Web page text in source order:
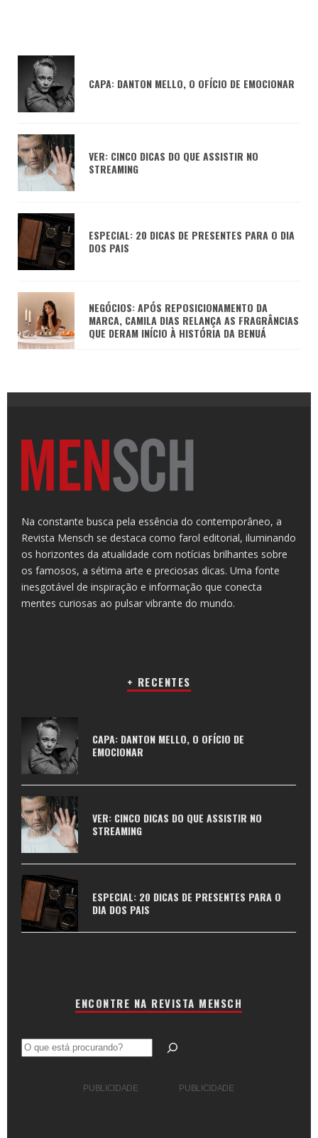
CAPA: DANTON MELLO, O OFÍCIO DE EMOCIONAR
VER: CINCO DICAS DO QUE ASSISTIR NO
STREAMING
ESPECIAL: 20 DICAS DE PRESENTES PARA O DIA
DOS PAIS
NEGÓCIOS: APÓS REPOSICIONAMENTO DA
MARCA, CAMILA DIAS RELANÇA AS FRAGRÂNCIAS
QUE DERAM INÍCIO À HISTÓRIA DA BENUÁ
Na constante busca pela essência do contemporâneo, a
Revista Mensch se destaca como farol editorial, iluminando
os horizontes da atualidade com notícias brilhantes sobre
os famosos, a sétima arte e preciosas dicas. Uma fonte
inesgotável de inspiração e informação que conecta
mentes curiosas ao pulsar vibrante do mundo.
+ RECENTES
CAPA: DANTON MELLO, O OFÍCIO DE
EMOCIONAR
VER: CINCO DICAS DO QUE ASSISTIR NO
STREAMING
ESPECIAL: 20 DICAS DE PRESENTES PARA O
DIA DOS PAIS
ENCONTRE NA REVISTA MENSCH
Pesquisar
PUBLICIDADE PUBLICIDADE